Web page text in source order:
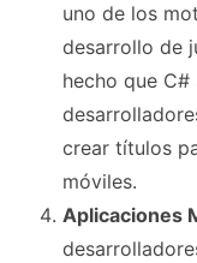
uno de los
desarrollo de
hecho que C#
crear títulos
móviles.
Aplicaciones